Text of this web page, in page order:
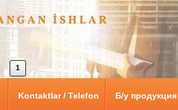
1
Kontaktlar / Telefon Б/у продукция